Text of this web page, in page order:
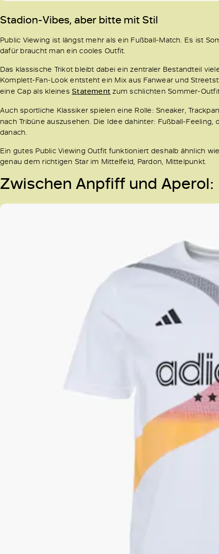
Stadion-Vibes, aber bitte mit Stil
Public Viewing ist längst mehr als ein Fußball-Match. Es ist
dafür braucht man ein cooles Outfit.
Das klassische Trikot bleibt dabei ein zentraler Bestandteil
Komplett-Fan-Look entsteht ein Mix aus Fanwear und
eine Cap als kleinesStatement zum schlichten Sommer-
Auch sportliche Klassiker spielen eine Rolle: Sneaker,
nach Tribüne auszusehen. Die Idee dahinter: Fußball-
danach.
Ein gutes Public Viewing Outfit funktioniert deshalb ähnlich
genau dem richtigen Star im Mittelfeld, Pardon, Mittelpunkt.
Zwischen Anpfiff und